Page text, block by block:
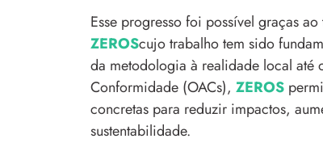
Esse progresso foi possível graças
ZEROScujo trabalho tem sido
da metodologia à realidade local até
Conformidade (OACs), ZEROS
concretas para reduzir impactos,
sustentabilidade.